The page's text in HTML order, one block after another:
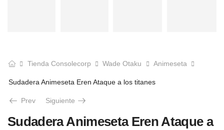
Tienda Consolecorp Wade Otaku Animeseta
Sudadera Animeseta Eren Ataque a los titanes
Prev Siguiente
Sudadera Animeseta Eren Ataque a